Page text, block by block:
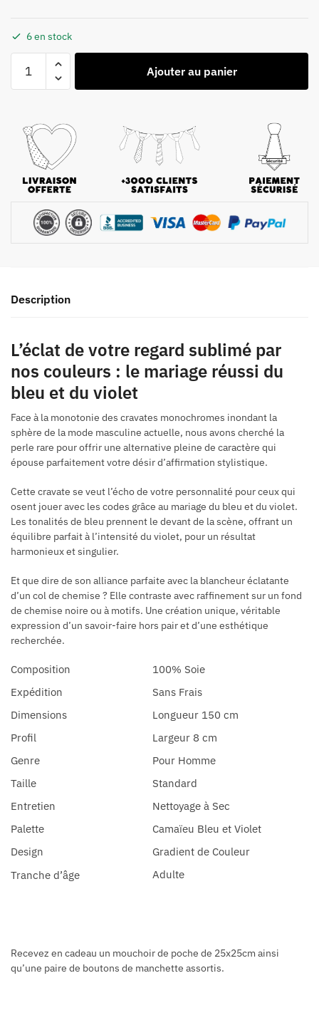
6 en stock
Ajouter au panier
Description
L’éclat de votre regard sublimé par
nos couleurs : le mariage réussi du
bleu et du violet
Face à la monotonie des cravates monochromes inondant la
sphère de la mode masculine actuelle, nous avons cherché la
perle rare pour offrir une alternative pleine de caractère qui
épouse parfaitement votre désir d’affirmation stylistique.
Cette cravate se veut l’écho de votre personnalité pour ceux qui
osent jouer avec les codes grâce au mariage du bleu et du violet.
Les tonalités de bleu prennent le devant de la scène, offrant un
équilibre parfait à l’intensité du violet, pour un résultat
harmonieux et singulier.
Et que dire de son alliance parfaite avec la blancheur éclatante
d’un col de chemise ? Elle contraste avec raffinement sur un fond
de chemise noire ou à motifs. Une création unique, véritable
expression d’un savoir-faire hors pair et d’une esthétique
recherchée.
Composition
100% Soie
Expédition
Sans Frais
Dimensions
Longueur 150 cm
Profil
Largeur 8 cm
Genre
Pour Homme
Taille
Standard
Entretien
Nettoyage à Sec
Palette
Camaïeu Bleu et Violet
Design
Gradient de Couleur
Tranche d’âge
Adulte
Recevez en cadeau un mouchoir de poche de 25x25cm ainsi
qu’une paire de boutons de manchette assortis.